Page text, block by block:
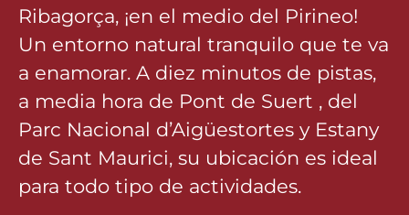
Ribagorça, ¡en el medio del Pirineo!
Un entorno natural tranquilo que te va
a enamorar. A diez minutos de pistas,
a media hora de Pont de Suert , del
Parc Nacional d’Aigüestortes y Estany
de Sant Maurici, su ubicación es ideal
para todo tipo de actividades.